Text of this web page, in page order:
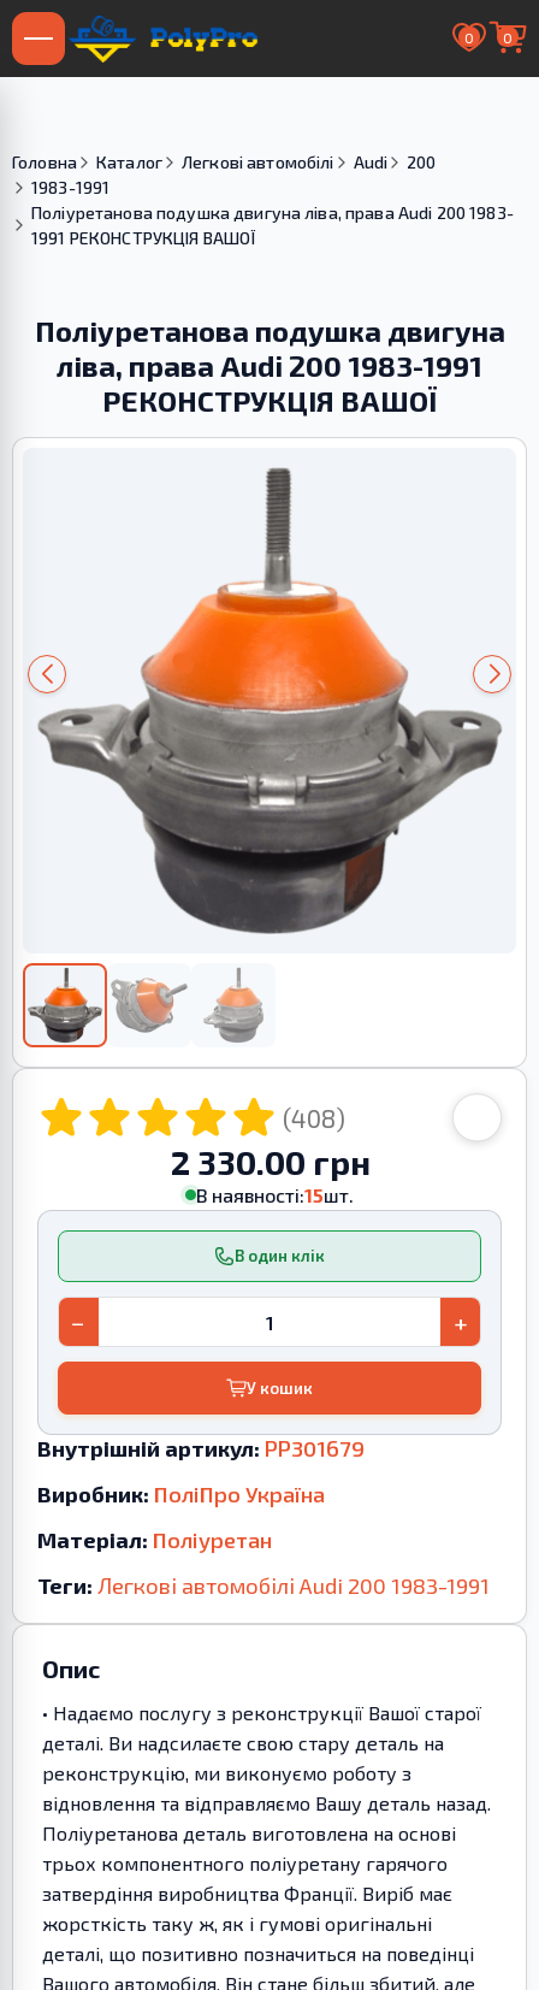
0 0
Головна Каталог Легкові автомобілі Audi
200
1983-1991
Поліуретанова подушка двигуна ліва, права Audi 200 1983-
1991 РЕКОНСТРУКЦІЯ ВАШОЇ
Поліуретанова подушка двигуна
ліва, права Audi 200 1983-1991
РЕКОНСТРУКЦІЯ ВАШОЇ
(408)
2 330.00 грн
В наявності:15шт.
В один клік
− +
У кошик
Внутрішній артикул: PP301679
Виробник: ПоліПро Україна
Матеріал: Поліуретан
Теги: Легкові автомобілі Audi 200 1983-1991
Опис
• Надаємо послугу з реконструкції Вашої старої
деталі. Ви надсилаєте свою стару деталь на
реконструкцію, ми виконуємо роботу з
відновлення та відправляємо Вашу деталь назад.
Поліуретанова деталь виготовлена на основі
трьох компонентного поліуретану гарячого
затвердіння виробництва Франції. Виріб має
жорсткість таку ж, як і гумові оригінальні
деталі, що позитивно позначиться на поведінці
Вашого автомобіля. Він стане більш збитий, але